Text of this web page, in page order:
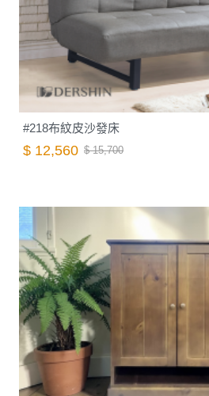
#218布紋皮沙發床
$ 12,560 $ 15,700